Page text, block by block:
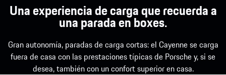
Una experiencia de carga que recuerda a
una parada en boxes.
Gran autonomía, paradas de carga cortas: el Cayenne se carga
fuera de casa con las prestaciones típicas de Porsche y, si se
desea, también con un confort superior en casa.